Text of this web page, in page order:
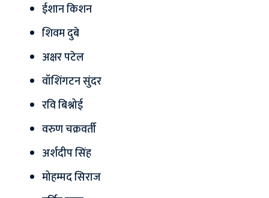
ईशान किशन
शिवम दुबे
अक्षर पटेल
वॉशिंगटन सुंदर
रवि बिश्नोई
वरुण चक्रवर्ती
अर्शदीप सिंह
मोहम्मद सिराज